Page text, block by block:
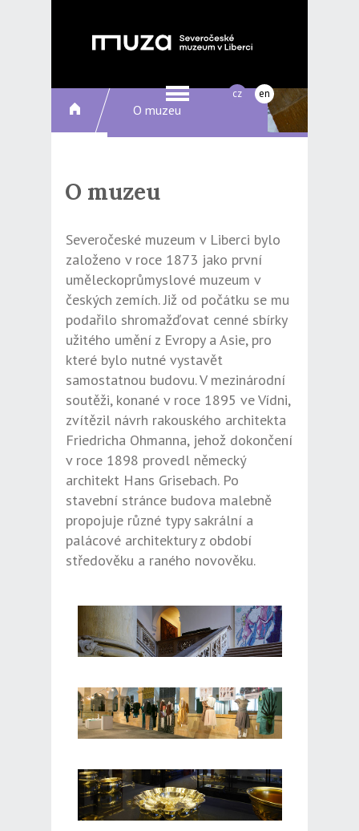
cz en
O muzeu
O muzeu
Severočeské muzeum v Liberci bylo
založeno v roce 1873 jako první
uměleckoprůmyslové muzeum v
českých zemích. Již od počátku se mu
podařilo shromažďovat cenné sbírky
užitého umění z Evropy a Asie, pro
které bylo nutné vystavět
samostatnou budovu. V mezinárodní
soutěži, konané v roce 1895 ve Vídni,
zvítězil návrh rakouského architekta
Friedricha Ohmanna, jehož dokončení
v roce 1898 provedl německý
architekt Hans Grisebach. Po
stavební stránce budova malebně
propojuje různé typy sakrální a
palácové architektury z období
středověku a raného novověku.